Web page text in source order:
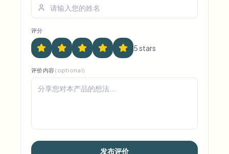
评分
5stars
评价内容(optional)
发布评价